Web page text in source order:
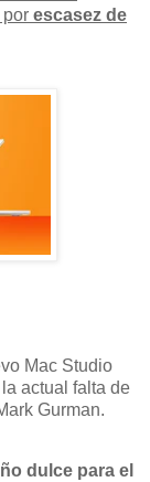
por escasez de
Mac Studio
actual falta de
Gurman.
dulce para el